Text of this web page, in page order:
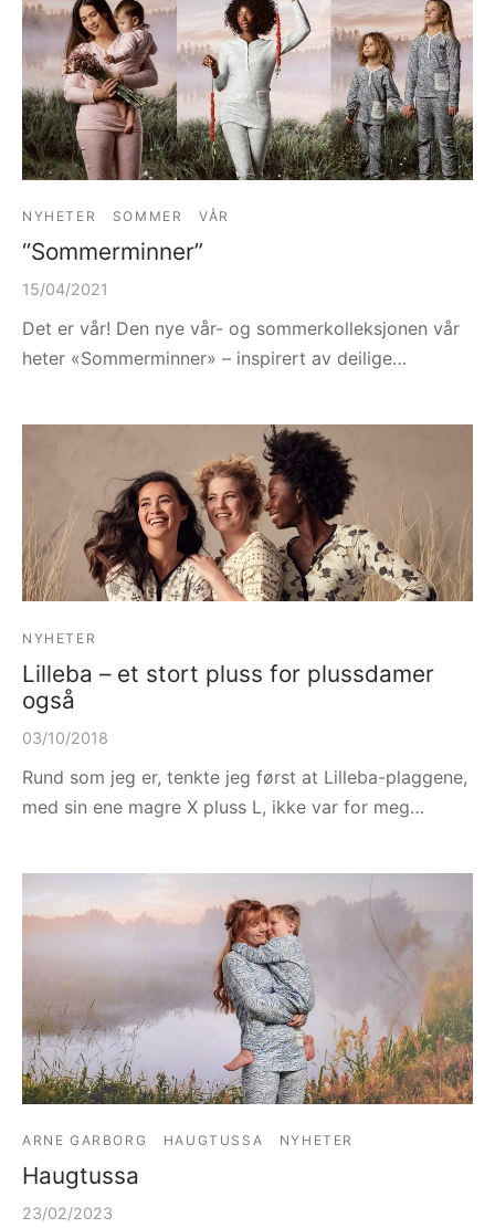
NYHETER SOMMER VÅR
“Sommerminner”
15/04/2021
Det er vår! Den nye vår- og sommerkolleksjonen vår
heter «Sommerminner» – inspirert av deilige…
NYHETER
Lilleba – et stort pluss for plussdamer
også
03/10/2018
Rund som jeg er, tenkte jeg først at Lilleba-plaggene,
med sin ene magre X pluss L, ikke var for meg…
ARNE GARBORG HAUGTUSSA NYHETER
Haugtussa
23/02/2023